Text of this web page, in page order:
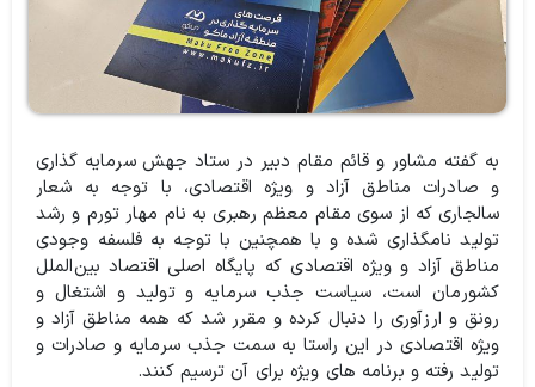
به گفته مشاور و قائم مقام دبیر در ستاد جهش سرمایه گذاری
و صادرات مناطق آزاد و‌ ویژه اقتصادی، با توجه به شعار
سالجاری که از سوی مقام معظم رهبری به نام مهار تورم و رشد
تولید نامگذاری شده و با همچنین با توجه به فلسفه وجودی
مناطق آزاد و ویژه اقتصادی که پایگاه اصلی اقتصاد بین‌الملل
کشورمان است، سیاست جذب سرمایه و تولید و اشتغال و
رونق و ارزآوری را دنبال کرده و مقرر شد که همه مناطق آزاد و
ویژه اقتصادی در این راستا به سمت جذب سرمایه و صادرات و
تولید رفته و برنامه های ویژه برای آن ترسیم کنند.